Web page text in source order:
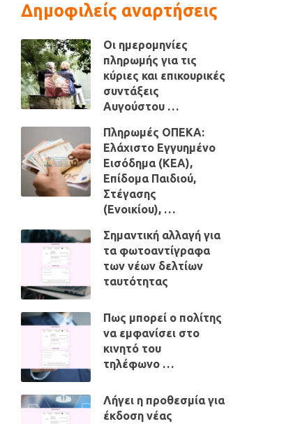
Δημοφιλείς αναρτήσεις
Οι ημερομηνίες
πληρωμής για τις
κύριες και επικουρικές
συντάξεις
Αυγούστου …
Πληρωμές ΟΠΕΚΑ:
Ελάχιστο Εγγυημένο
Εισόδημα (ΚΕΑ),
Επίδομα Παιδιού,
Στέγασης
(Ενοικίου), …
Σημαντική αλλαγή για
τα φωτοαντίγραφα
των νέων δελτίων
ταυτότητας
Πως μπορεί ο πολίτης
να εμφανίσει στο
κινητό του
τηλέφωνο …
Λήγει η προθεσμία για
έκδοση νέας